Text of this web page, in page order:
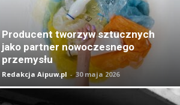
Producent tworzyw sztucznych
jako partner nowoczesnego
przemysłu
Redakcja Aipuw.pl - 30 maja 2026